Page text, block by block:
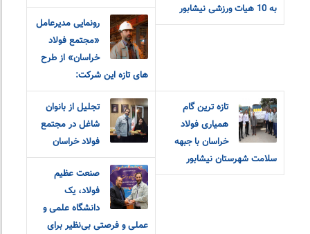
به 10 هیات ورزشی نیشابور
رونمایی مدیرعامل
«مجتمع فولاد
خراسان» از طرح
های تازه این شرکت:
تازه ترین گام
همیاری فولاد
خراسان با جبهه
سلامت شهرستان نیشابور
تجلیل از بانوان
شاغل در مجتمع
فولاد خراسان
صنعت عظیم
فولاد، یک
دانشگاه علمی و
عملی و فرصتی بی‌نظیر برای